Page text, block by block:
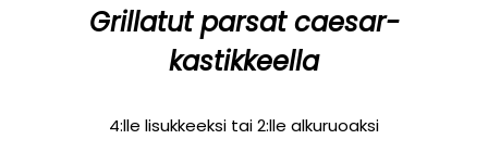
Grillatut parsat caesar-
kastikkeella
4:lle lisukkeeksi tai 2:lle alkuruoaksi